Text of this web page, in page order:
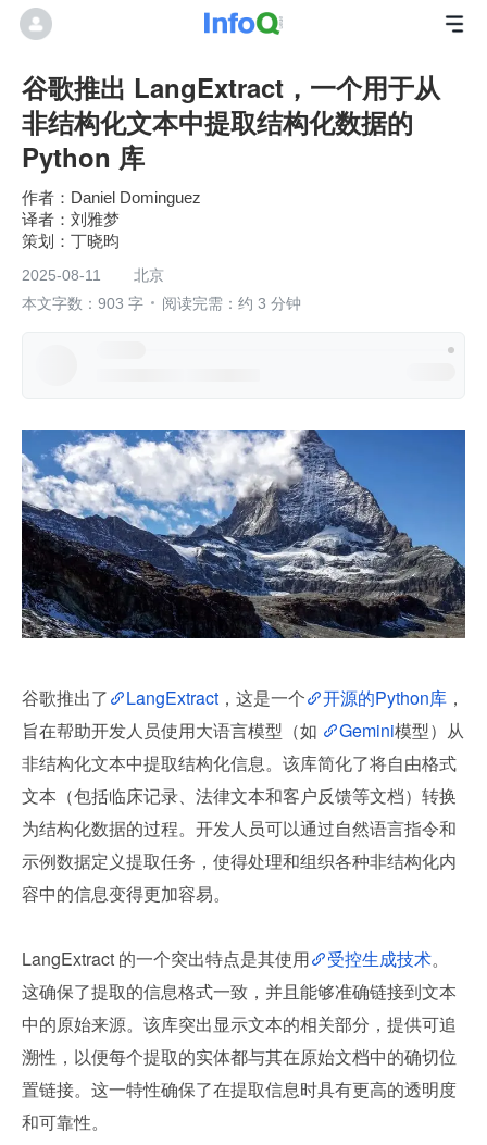
谷歌推出 LangExtract，一个用于从
非结构化文本中提取结构化数据的
Python 库
作者：Daniel Dominguez
刘雅梦
丁晓昀
2025-08-11
北京
本文字数：903 字
阅读完需：约 3 分钟
谷歌推出了 LangExtract ，这是一个 开源的Python库 ，
旨在帮助开发人员使用大语言模型（如
Gemini模型）从
非结构化文本中提取结构化信息。该库简化了将自由格式
文本（包括临床记录、法律文本和客户反馈等文档）转换
为结构化数据的过程。开发人员可以通过自然语言指令和
示例数据定义提取任务，使得处理和组织各种非结构化内
容中的信息变得更加容易。
LangExtract 的一个突出特点是其使用 受控生成技术。
这确保了提取的信息格式一致，并且能够准确链接到文本
中的原始来源。该库突出显示文本的相关部分，提供可追
溯性，以便每个提取的实体都与其在原始文档中的确切位
置链接。这一特性确保了在提取信息时具有更高的透明度
和可靠性。